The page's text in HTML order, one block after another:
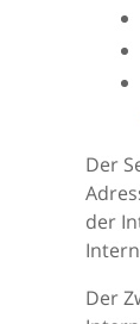
Der
der
Der